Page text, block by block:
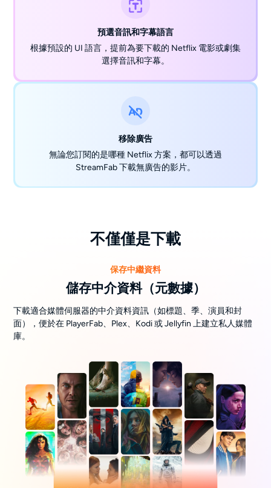
預選音訊和字幕語言
根據預設的 UI 語言，提前為要下載的 Netflix 電影或劇集
選擇音訊和字幕。
移除廣告
無論您訂閱的是哪種 Netflix 方案，都可以透過
StreamFab 下載無廣告的影片。
不僅僅是下載
保存中繼資料
儲存中介資料（元數據）
下載適合媒體伺服器的中介資料資訊（如標題、季、演員和封
面），便於在 PlayerFab、Plex、Kodi 或 Jellyfin 上建立私人媒體
庫。